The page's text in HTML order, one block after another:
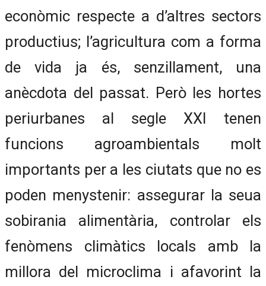
econòmic respecte a d’altres sectors
productius; l’agricultura com a forma
de vida ja és, senzillament, una
anècdota del passat. Però les hortes
periurbanes al segle XXI tenen
funcions agroambientals molt
importants per a les ciutats que no es
poden menystenir: assegurar la seua
sobirania alimentària, controlar els
fenòmens climàtics locals amb la
millora del microclima i afavorint la